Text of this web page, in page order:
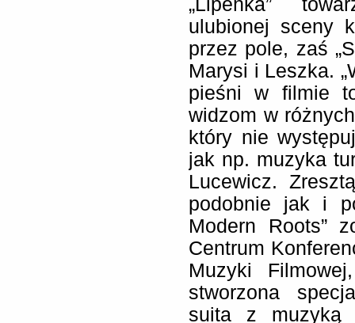
„Lipeńka”
ulubionej sceny
przez pole, zaś
Marysi i Leszka.
pieśni w filmie
widzom w
który nie
jak np. muzyka
Lucewicz.
podobnie jak i
Modern Roots”
Centrum
Muzyki
stworzona
suita z muzyką